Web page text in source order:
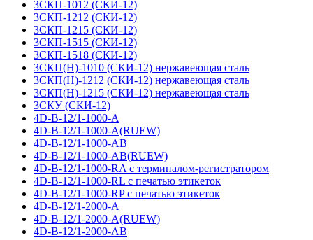
3СКП-1012 (СКИ-12)
3СКП-1212 (СКИ-12)
3СКП-1215 (СКИ-12)
3СКП-1515 (СКИ-12)
3СКП-1518 (СКИ-12)
3СКП(Н)-1010 (СКИ-12) нержавеющая сталь
3СКП(Н)-1212 (СКИ-12) нержавеющая сталь
3СКП(Н)-1215 (СКИ-12) нержавеющая сталь
3СКУ (СКИ-12)
4D-B-12/1-1000-A
4D-B-12/1-1000-A(RUEW)
4D-B-12/1-1000-AB
4D-B-12/1-1000-AB(RUEW)
4D-B-12/1-1000-RA с терминалом-регистратором
4D-B-12/1-1000-RL с печатью этикеток
4D-B-12/1-1000-RP с печатью этикеток
4D-B-12/1-2000-A
4D-B-12/1-2000-A(RUEW)
4D-B-12/1-2000-AB